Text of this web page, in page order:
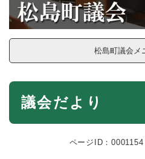
松島町議会メ
本
議会だより
ページID：0001154